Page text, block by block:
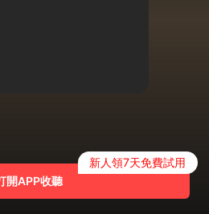
開APP收聽
新人領7天免費試用